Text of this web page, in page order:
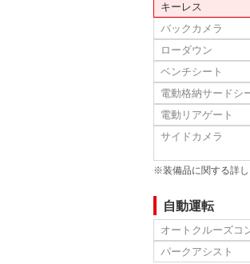
キーレス
バックカメラ
ローダウン
ベンチシート
電動格納サードシ
電動リアゲート
サイドカメラ
※装備品に関する詳し
自動運転
オートクルーズコ
パークアシスト